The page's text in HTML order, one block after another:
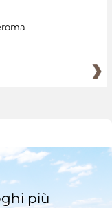
più